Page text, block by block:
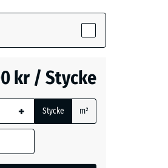
kr / Stycke
+ Stycke m²